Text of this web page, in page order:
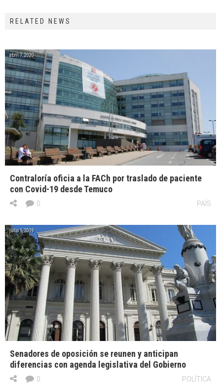
RELATED NEWS
abril 7, 2020
Contraloría oficia a la FACh por traslado de paciente
con Covid-19 desde Temuco
PAÍS
0
julio 5, 2019
Senadores de oposición se reunen y anticipan
diferencias con agenda legislativa del Gobierno
POLÍTICA
0